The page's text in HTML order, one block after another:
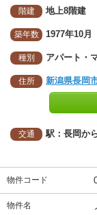
階建 地上8階建
築年数 1977年10月
種別 アパート・
住所 新潟県長岡
交通 駅：長岡か
物件コード
物件名